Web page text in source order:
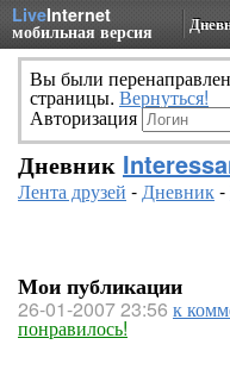
LiveInternet
мобильная версия
Вы были
страницы. Вернуться!
Авторизация
Дневник
Лента друзей -Дневник-
Мои публикации
26-01-2007 23:56 к
понравилось!